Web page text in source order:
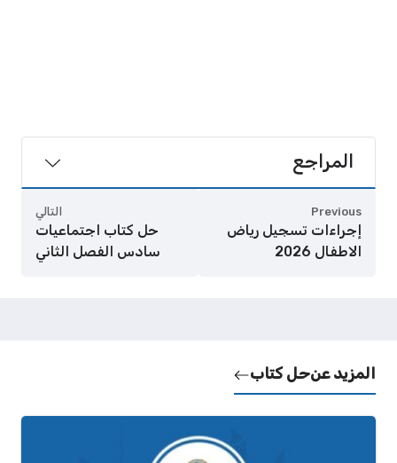
المراجع
Previous
إجراءات تسجيل رياض
الاطفال 2026
التالي
حل كتاب اجتماعيات
سادس الفصل الثاني
المزيد عنحل كتاب